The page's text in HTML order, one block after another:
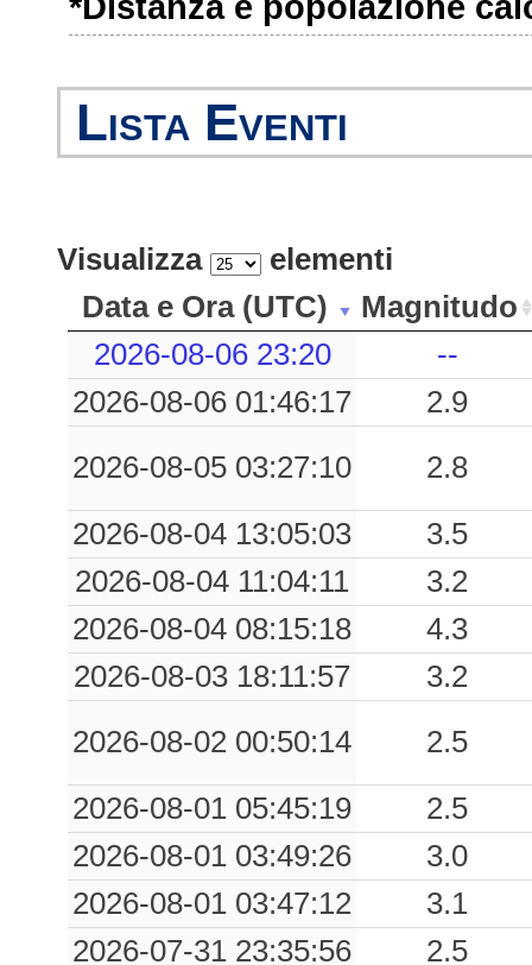
0.07
SAC
46
0.06
CVF
0.04
UDIN
33
0.04
CVD
42
0.03
POLC 43
Lista Eventi
Visualizza
elementi
Data e Ora (UTC)
Magnitudo
2026-08-06 23:20
--
2026-08-06 01:46:17
2.9
2026-08-05 03:27:10
2.8
2026-08-04 13:05:03
3.5
2026-08-04 11:04:11
3.2
2026-08-04 08:15:18
4.3
2026-08-03 18:11:57
3.2
2026-08-02 00:50:14
2.5
2026-08-01 05:45:19
2.5
2026-08-01 03:49:26
3.0
2026-08-01 03:47:12
3.1
2026-07-31 23:35:56
2.5